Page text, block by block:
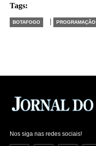
Tags:
BOTAFOGO | PROGRAMAÇÃO
Nos siga nas redes sociais!